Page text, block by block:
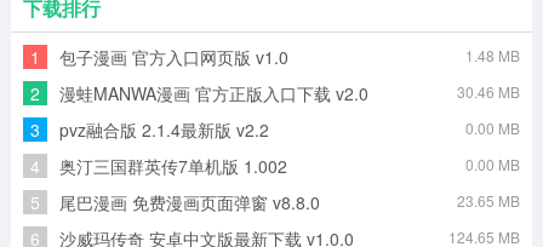
下载排行
1 包子漫画 官方入口网页版 v1.0 1.48 MB
2 漫蛙MANWA漫画 官方正版入口下载 v2.0 30.46 MB
3 pvz融合版 2.1.4最新版 v2.2 0.00 MB
4 奥汀三国群英传7单机版 1.002 0.00 MB
5 尾巴漫画 免费漫画页面弹窗 v8.8.0 23.65 MB
6 沙威玛传奇 安卓中文版最新下载 v1.0.0 124.65 MB